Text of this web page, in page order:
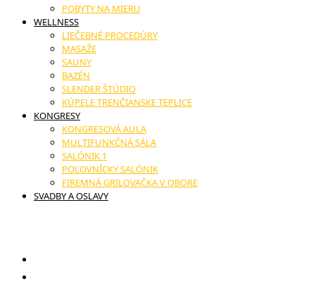
POBYTY NA MIERU
WELLNESS
LIEČEBNÉ PROCEDÚRY
MASAŽE
SAUNY
BAZÉN
SLENDER ŠTÚDIO
KÚPELE TRENČIANSKE TEPLICE
KONGRESY
KONGRESOVÁ AULA
MULTIFUNKČNÁ SÁLA
SALÓNIK 1
POĽOVNÍCKY SALÓNIK
FIREMNÁ GRILOVAČKA V OBORE
SVADBY A OSLAVY